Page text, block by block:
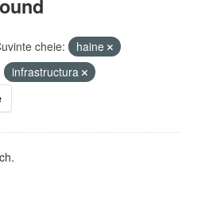
cheie:
haine
infrastructura